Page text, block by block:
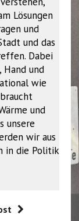
Lösungen
und
und das
Dabei
und
wie
und
unsere
wir aus
in die Politik